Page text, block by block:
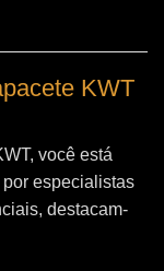
KWT
você está
especialistas
destacam-